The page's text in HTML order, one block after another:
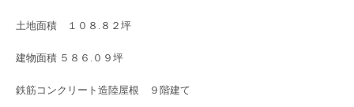
土地面積 １０８.８２坪
建物面積 ５８６.０９坪
鉄筋コンクリート造陸屋根 ９階建て